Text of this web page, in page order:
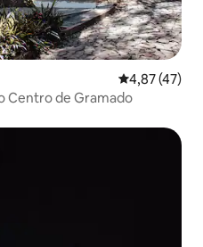
4,87 de uma
4,87 (47)
Centro de Gramado
hóspedes